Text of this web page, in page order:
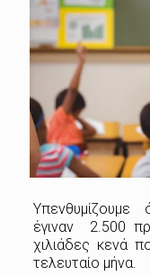
έγιναν 2.500
χιλιάδες κενά
τελευταίο μήνα.